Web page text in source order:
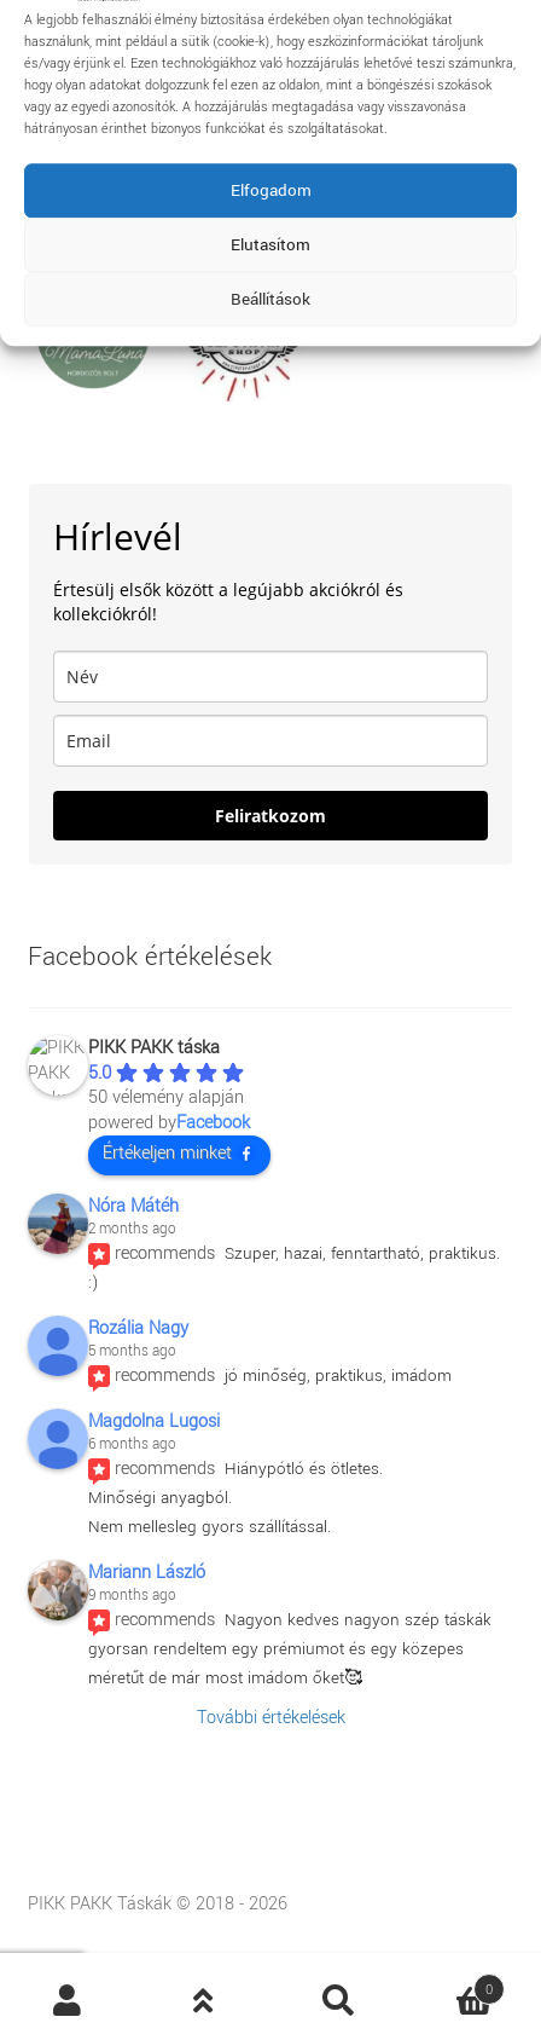
A legjobb felhasználói élmény biztosítása érdekében olyan technológiákat
használunk, mint például a sütik (cookie-k), hogy eszközinformációkat tároljunk
és/vagy érjünk el. Ezen technológiákhoz való hozzájárulás lehetővé teszi számunkra,
hogy olyan adatokat dolgozzunk fel ezen az oldalon, mint a böngészési szokások
vagy az egyedi azonosítók. A hozzájárulás megtagadása vagy visszavonása
hátrányosan érinthet bizonyos funkciókat és szolgáltatásokat.
Elfogadom
Elutasítom
Beállítások
Hol találsz meg?
Hírlevél
Értesülj elsők között a legújabb akciókról és
kollekciókról!
Feliratkozom
Facebook értékelések
PIKK PAKK táska
5.0
50 vélemény alapján
powered byFacebook
Értékeljen minket
Nóra Mátéh
2 months ago
recommends Szuper, hazai, fenntartható, praktikus.
:)
Rozália Nagy
5 months ago
recommends jó minőség, praktikus, imádom
Magdolna Lugosi
6 months ago
recommends Hiánypótló és ötletes.
Minőségi anyagból.
Nem mellesleg gyors szállítással.
Mariann László
9 months ago
recommends Nagyon kedves nagyon szép táskák
gyorsan rendeltem egy prémiumot és egy közepes
méretűt de már most imádom őket🥰
További értékelések
PIKK PAKK Táskák © 2018 - 2026
Products
search
0